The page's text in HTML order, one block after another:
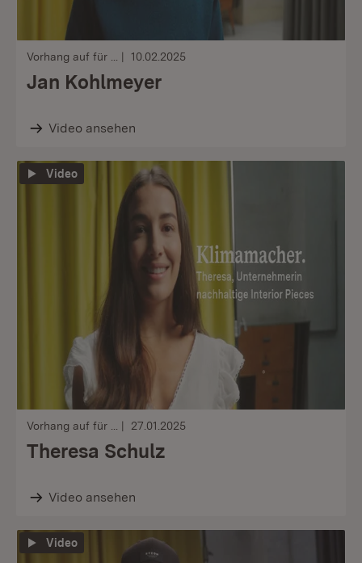
Vorhang auf für ... 10.02.2025
Jan Kohlmeyer
Video ansehen
Video
Vorhang auf für ... 27.01.2025
Theresa Schulz
Video ansehen
Video